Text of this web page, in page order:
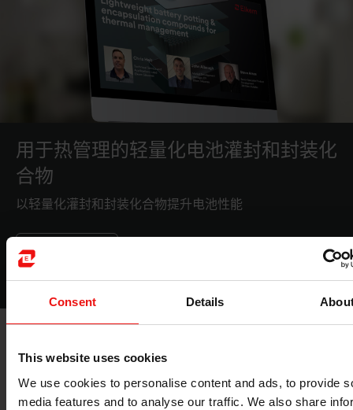
Consent Details
This website uses cookies
We use cookies to personalise content and ads, to provide
media features and to analyse our traffic. We also share
用于热管理的轻量化电池灌封和封装化
合物
以轻量化灌封和封装化合物提升电池性能